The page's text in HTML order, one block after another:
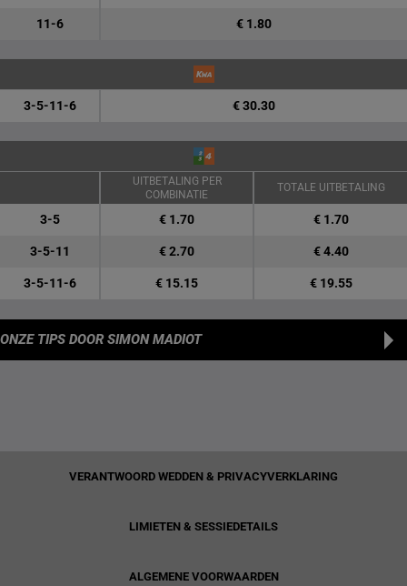
11-6 € 1.80
3-5-11-6 € 30.30
UITBETALING PER
COMBINATIE
TOTALE UITBETALING
3-5 € 1.70 € 1.70
3-5-11 € 2.70 € 4.40
3-5-11-6 € 15.15 € 19.55
ONZE TIPS DOOR SIMON MADIOT
VERANTWOORD WEDDEN & PRIVACYVERKLARING
LIMIETEN & SESSIEDETAILS
ALGEMENE VOORWAARDEN